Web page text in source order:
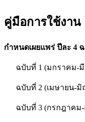
คู่มือการใช้งาน
กำหนดเผยแพร่ ปีละ 4
ฉบับที่ 1 (มกราคม-
ฉบับที่ 2 (เมษายน-มิ
ฉบับที่ 3 (กรกฎาคม-